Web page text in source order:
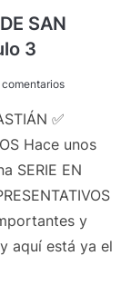
SAN
3
comentarios
✅
Hace unos
SERIE EN
y
aquí está ya el